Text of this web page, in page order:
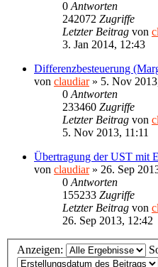
0 Antworten
242072 Zugriffe
Letzter Beitrag von
3. Jan 2014, 12:43
Differenzbesteuerung
von claudiar» 5. Nov
0 Antworten
233460 Zugriffe
Letzter Beitrag von
5. Nov 2013, 11:11
Übertragung der UST mit
von claudiar» 26. Sep
0 Antworten
155233 Zugriffe
Letzter Beitrag von
26. Sep 2013, 12:42
Anzeigen: